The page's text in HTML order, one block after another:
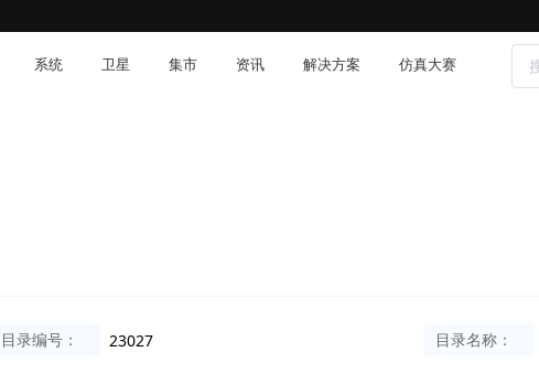
系统 卫星 集市 资讯 解决方案 仿真大赛
目录编号： 23027 目录名称：